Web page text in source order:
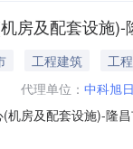
房及配套设施
工程建筑
工程
代理单位： 中科旭
机房及配套设施)-隆